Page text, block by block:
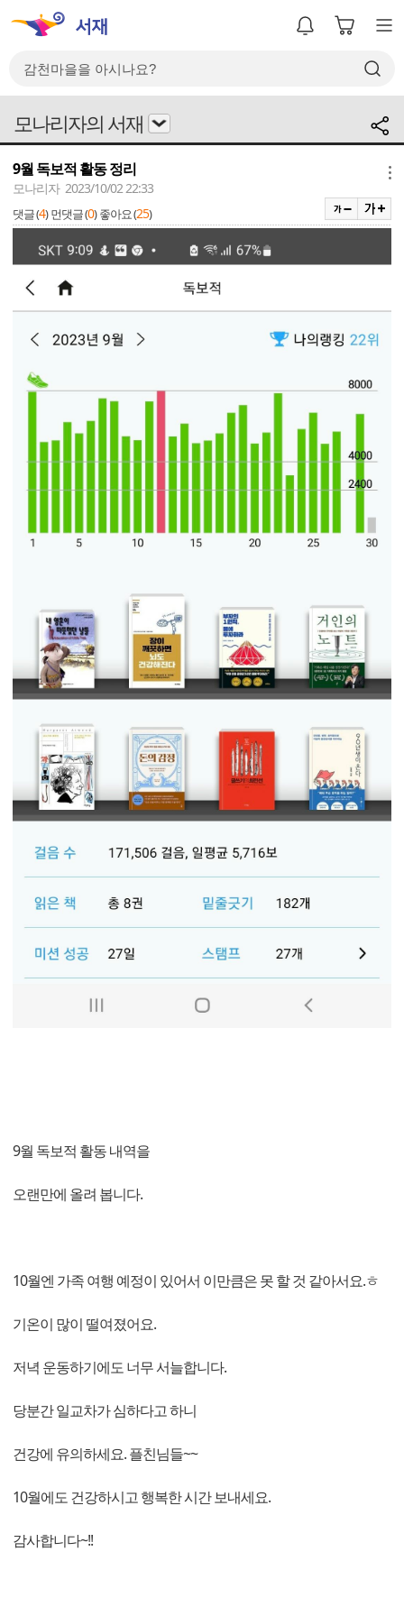
모나리자의 서재
9월 독보적 활동 정리
모나리자 2023/10/02 22:33
댓글 (4) 먼댓글 (0) 좋아요 (25)
9월 독보적 활동 내역을
오랜만에 올려 봅니다.
10월엔 가족 여행 예정이 있어서 이만큼은 못 할 것 같아서요.ㅎ
기온이 많이 떨여졌어요.
저녁 운동하기에도 너무 서늘합니다.
당분간 일교차가 심하다고 하니
건강에 유의하세요. 플친님들~~
10월에도 건강하시고 행복한 시간 보내세요.
감사합니다~!!